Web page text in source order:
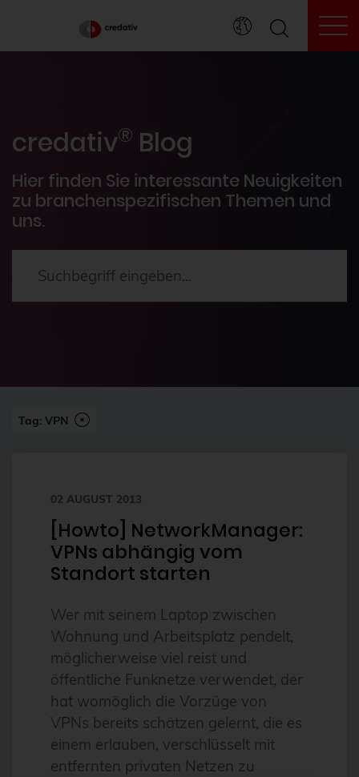
credativ® Blog
Hier finden Sie interessante Neuigkeiten
zu branchenspezifischen Themen und
uns.
Veranstaltungen
PostgreSQL®
2FA
Abonnement
Alpin
Alternativen
Amazon FSx
Ansible
Ansible Community Proxmox
Ansible-Modul
AnsibleFest
Antivirus
Apache
Tag: VPN
02 AUGUST 2013
[Howto] NetworkManager:
VPNs abhängig vom
Standort starten
Wer mit seinem Laptop zwischen
Wohnung und Arbeitsplatz pendelt,
möglicherweise viel reist und
öffentliche Funknetze verwendet, der
hat womöglich die Vorzüge von
VPNs bereits schätzen gelernt, die es
einem erlauben, verschlüsselt mit
entfernten privaten Netzen zu